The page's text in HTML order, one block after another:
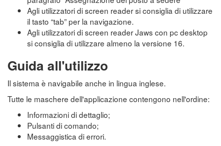
Agli utilizzatori di screen reader si consiglia di utilizzare
il tasto “tab” per la navigazione.
Agli utilizzatori di screen reader Jaws con pc desktop
si consiglia di utilizzare almeno la versione 16.
Guida all'utilizzo
Il sistema è navigabile anche in lingua inglese.
Tutte le maschere dell'applicazione contengono nell'ordine:
Informazioni di dettaglio;
Pulsanti di comando;
Messaggistica di errori.